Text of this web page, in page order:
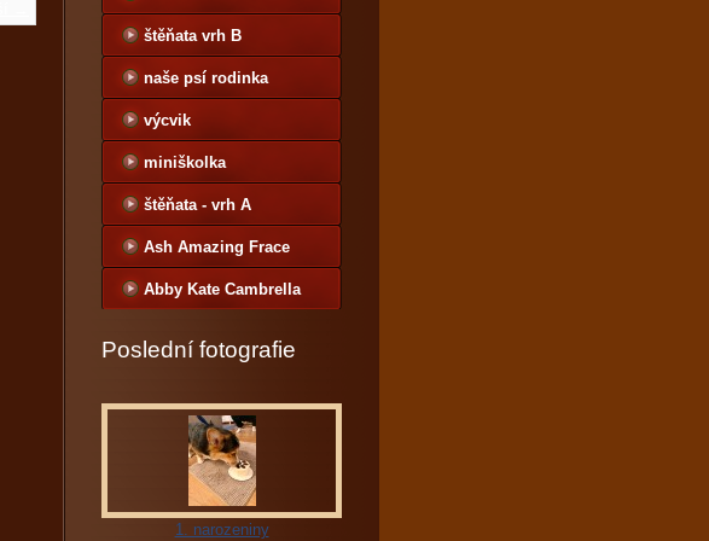
štěňata vrh B
naše psí rodinka
výcvik
miniškolka
štěňata - vrh A
Ash Amazing Frace
Abby Kate Cambrella
Poslední fotografie
1. narozeniny